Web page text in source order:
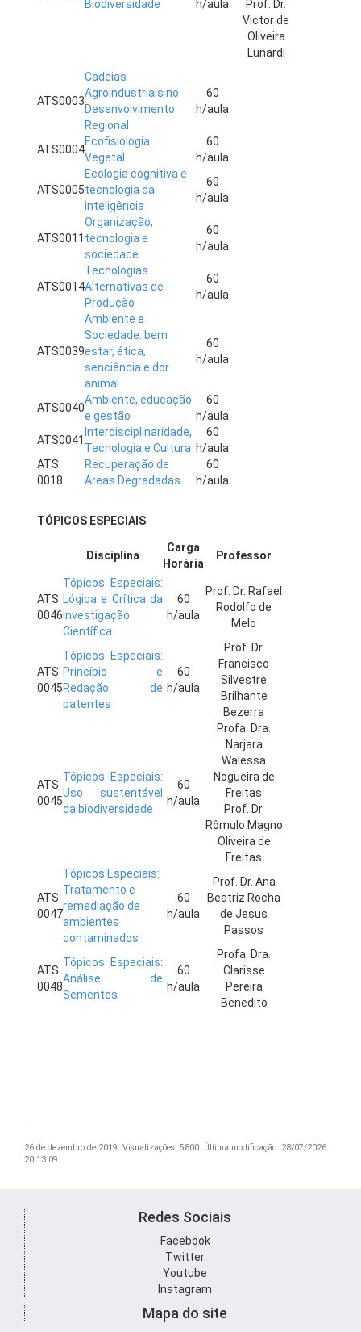
Biodiversidade
h/aula
Prof. Dr.
Victor de
Oliveira
Lunardi
ATS0003
Cadeias
Agroindustriais no
Desenvolvimento
Regional
60
h/aula
ATS0004
Ecofisiologia
Vegetal
60
h/aula
ATS0005
Ecologia cognitiva e
tecnologia da
inteligência
60
h/aula
ATS0011
Organização,
tecnologia e
sociedade
60
h/aula
ATS0014
Tecnologias
Alternativas de
Produção
60
h/aula
ATS0039
Ambiente e
Sociedade: bem
estar, ética,
senciência e dor
animal
60
h/aula
ATS0040
Ambiente, educação
e gestão
60
h/aula
ATS0041
Interdisciplinaridade,
Tecnologia e Cultura
60
h/aula
ATS
0018
Recuperação de
Áreas Degradadas
60
h/aula
TÓPICOS ESPECIAIS
Disciplina
Carga
Horária
Professor
ATS
0046
Tópicos Especiais:
Lógica e Crítica da
Investigação
Científica
60
h/aula
Prof. Dr. Rafael
Rodolfo de
Melo
ATS
0045
Tópicos Especiais:
Princípio e
Redação de
patentes
60
h/aula
Prof. Dr.
Francisco
Silvestre
Brilhante
Bezerra
ATS
0045
Tópicos Especiais:
Uso sustentável
da biodiversidade
60
h/aula
Profa. Dra.
Narjara
Walessa
Nogueira de
Freitas
Prof. Dr.
Rômulo Magno
Oliveira de
Freitas
ATS
0047
Tópicos Especiais:
Tratamento e
remediação de
ambientes
contaminados
60
h/aula
Prof. Dr. Ana
Beatriz Rocha
de Jesus
Passos
ATS
0048
Tópicos Especiais:
Análise de
Sementes
60
h/aula
Profa. Dra.
Clarisse
Pereira
Benedito
26 de dezembro de 2019. Visualizações: 5800. Última modificação: 28/07/2026
20:13:09
Redes Sociais
Facebook
Twitter
Youtube
Instagram
Mapa do site